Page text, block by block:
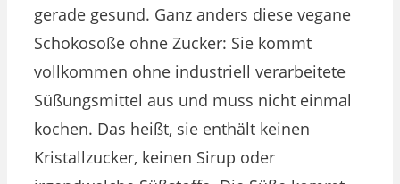
gerade gesund. Ganz anders diese vegane
Schokosoße ohne Zucker: Sie kommt
vollkommen ohne industriell verarbeitete
Süßungsmittel aus und muss nicht einmal
kochen. Das heißt, sie enthält keinen
Kristallzucker, keinen Sirup oder